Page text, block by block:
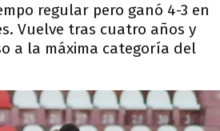
regular pero ganó 4-3 en
Vuelve tras cuatro años y
a la máxima categoría del